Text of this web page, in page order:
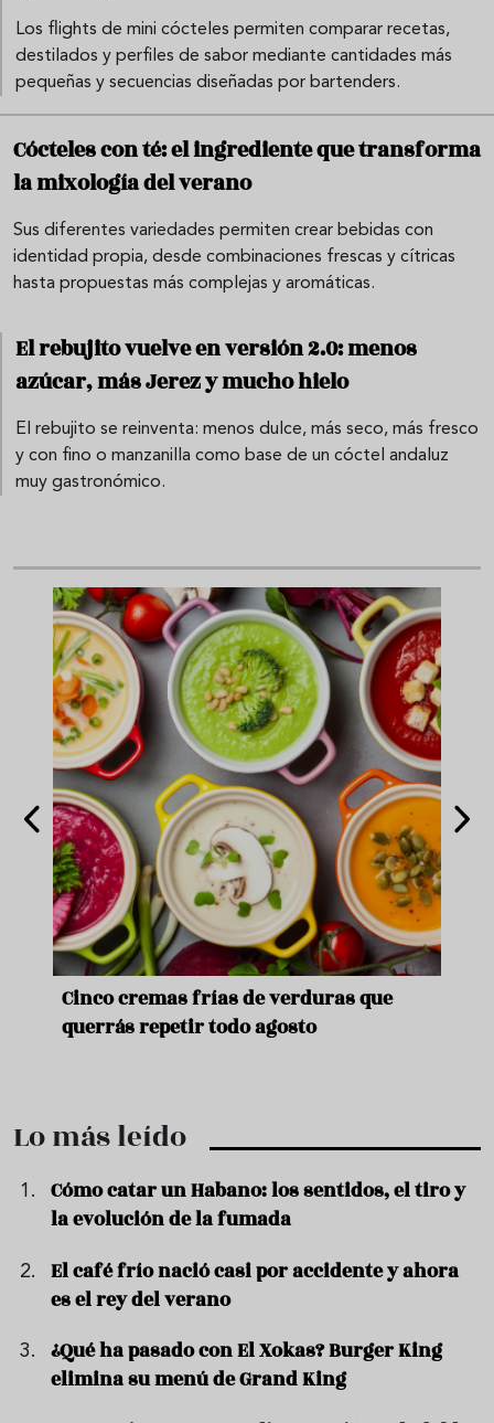
Los flights de mini cócteles permiten comparar recetas,
destilados y perfiles de sabor mediante cantidades más
pequeñas y secuencias diseñadas por bartenders.
Cócteles con té: el ingrediente que transforma
la mixología del verano
Sus diferentes variedades permiten crear bebidas con
identidad propia, desde combinaciones frescas y cítricas
hasta propuestas más complejas y aromáticas.
El rebujito vuelve en versión 2.0: menos
azúcar, más Jerez y mucho hielo
El rebujito se reinventa: menos dulce, más seco, más fresco
y con fino o manzanilla como base de un cóctel andaluz
muy gastronómico.
Cinco cremas frías de verduras que
querrás repetir todo agosto
Lo más leído
Cómo catar un Habano: los sentidos, el tiro y
la evolución de la fumada
El café frío nació casi por accidente y ahora
es el rey del verano
¿Qué ha pasado con El Xokas? Burger King
elimina su menú de Grand King